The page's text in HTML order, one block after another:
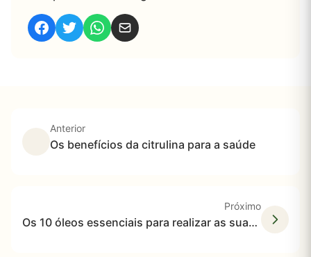
Anterior
Os benefícios da citrulina para a saúde
Próximo
Os 10 óleos essenciais para realizar as suas massagens anti-cicatriz